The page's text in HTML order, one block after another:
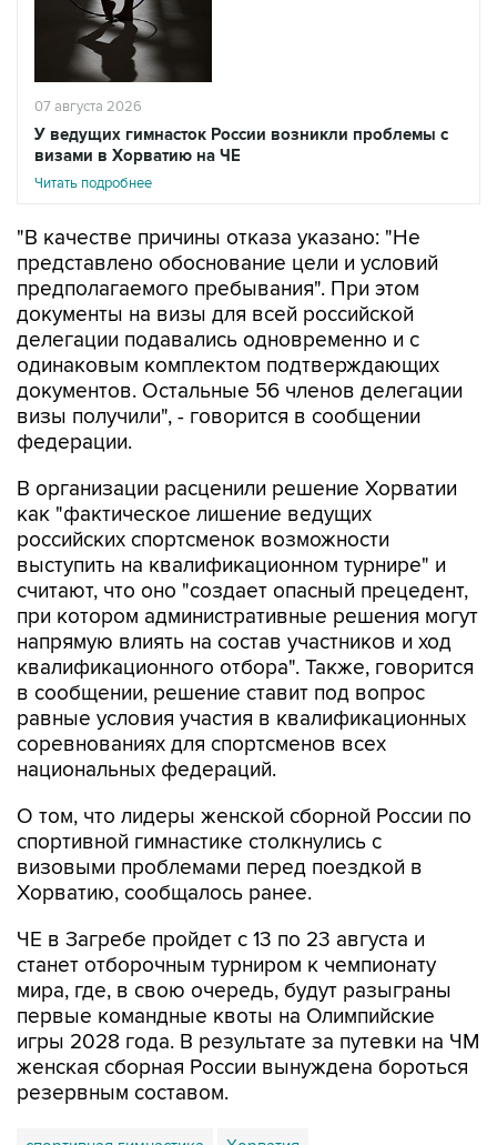
07 августа 2026
У ведущих гимнасток России возникли проблемы с
визами в Хорватию на ЧЕ
Читать подробнее
"В качестве причины отказа указано: "Не
представлено обоснование цели и условий
предполагаемого пребывания". При этом
документы на визы для всей российской
делегации подавались одновременно и с
одинаковым комплектом подтверждающих
документов. Остальные 56 членов делегации
визы получили", - говорится в сообщении
федерации.
В организации расценили решение Хорватии
как "фактическое лишение ведущих
российских спортсменок возможности
выступить на квалификационном турнире" и
считают, что оно "создает опасный прецедент,
при котором административные решения могут
напрямую влиять на состав участников и ход
квалификационного отбора". Также, говорится
в сообщении, решение ставит под вопрос
равные условия участия в квалификационных
соревнованиях для спортсменов всех
национальных федераций.
О том, что лидеры женской сборной России по
спортивной гимнастике столкнулись с
визовыми проблемами перед поездкой в
Хорватию, сообщалось ранее.
ЧЕ в Загребе пройдет с 13 по 23 августа и
станет отборочным турниром к чемпионату
мира, где, в свою очередь, будут разыграны
первые командные квоты на Олимпийские
игры 2028 года. В результате за путевки на ЧМ
женская сборная России вынуждена бороться
резервным составом.